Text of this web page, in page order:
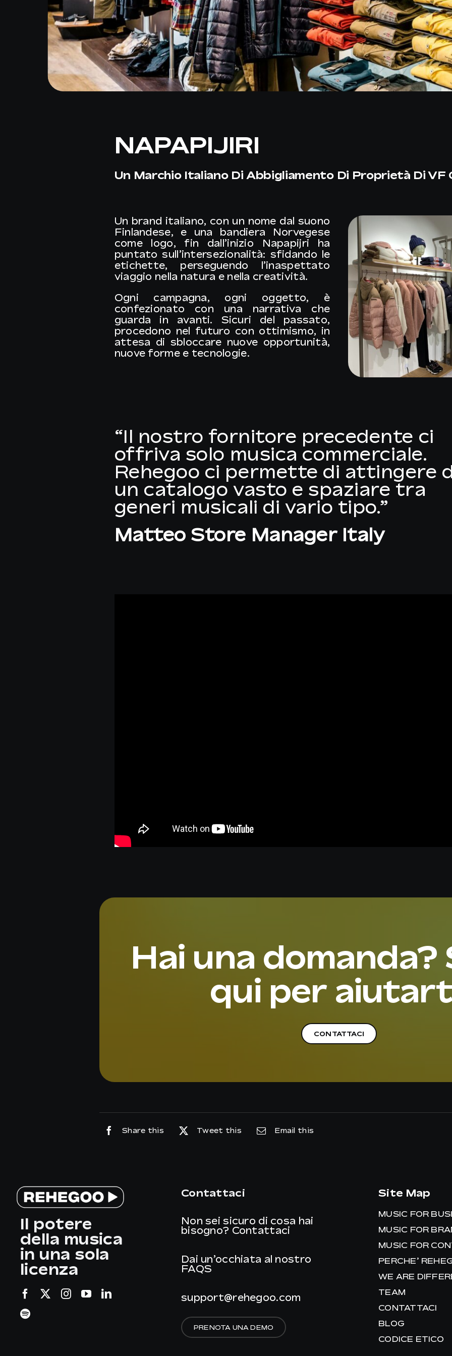
NAPAPIJIRI
Un Marchio Italiano Di Abbigliamento Di Proprietà Di VF
Un brand italiano, con un nome dal suono
Finlandese, e una bandiera Norvegese
come logo, fin dall’inizio Napapijri ha
puntato sull’intersezionalità: sfidando le
etichette, perseguendo l’inaspettato
viaggio nella natura e nella creatività.
Ogni campagna, ogni oggetto, è
confezionato con una narrativa che
guarda in avanti. Sicuri del passato,
procedono nel futuro con ottimismo, in
attesa di sbloccare nuove opportunità,
nuove forme e tecnologie.
“Il nostro fornitore precedente ci
offriva solo musica commerciale.
Rehegoo ci permette di attingere
un catalogo vasto e spaziare tra
generi musicali di vario tipo.”
Matteo Store Manager Italy
Hai una domanda?
qui per
CONTATTACI
Share this Tweet this Email this
Il potere
della musica
in una sola
licenza
Contattaci
Non sei sicuro di cosa hai
bisogno? Contattaci
Dai un’occhiata al nostro
FAQS
support@rehegoo.com
PRENOTA UNA DEMO
Site Map
MUSIC FOR
MUSIC FOR
MUSIC FOR
PERCHE’
WE ARE
TEAM
CONTATTACI
BLOG
CODICE ETICO